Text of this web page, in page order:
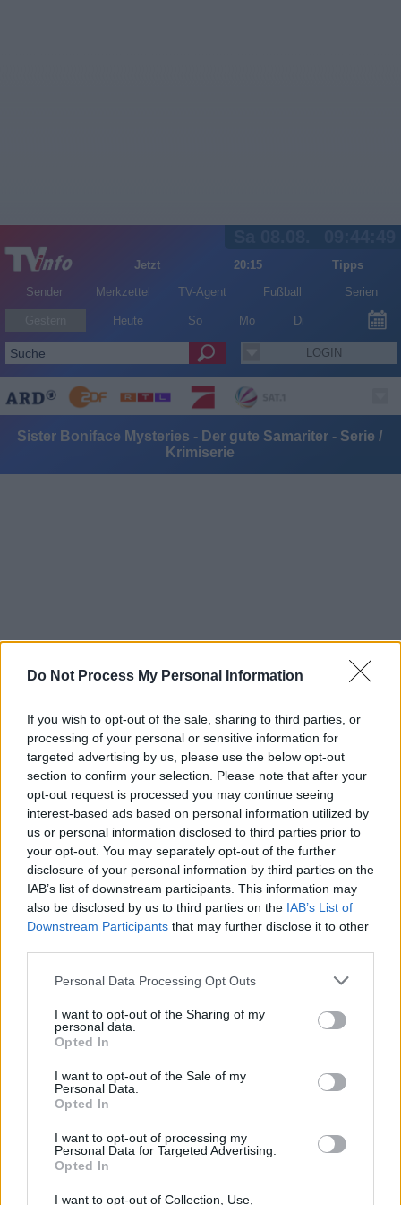
Do Not Process My Personal Information
If you wish to opt-out of the sale, sharing to third parties, or
processing of your personal or sensitive information for
targeted advertising by us, please use the below opt-out
section to confirm your selection. Please note that after your
opt-out request is processed you may continue seeing
interest-based ads based on personal information utilized by
us or personal information disclosed to third parties prior to
your opt-out. You may separately opt-out of the further
disclosure of your personal information by third parties on the
IAB’s list of downstream participants. This information may
also be disclosed by us to third parties on the IAB’s List of
Downstream Participants that may further disclose it to other
Personal Data Processing Opt Outs
I want to opt-out of the Sharing of my
personal data.
Opted In
I want to opt-out of the Sale of my
Personal Data.
Opted In
I want to opt-out of processing my
Personal Data for Targeted Advertising.
Opted In
I want to opt-out of Collection, Use,
Jetzt 20:15
Tipps
Sender
Merkzettel TV-Agent Fußball Serien
Heute So Mo Di
LOGIN
Sister Boniface Mysteries - Der gute Samariter - Serie /
Krimiserie
Sister Boniface Mysteries
Der gute Samariter (Großbritannien, 2023
Folge 10 Staffel 2
Krimiserie